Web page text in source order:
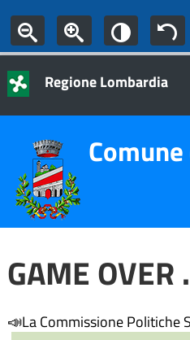
Regione Lombardia
GAME
📣La Commissione Politiche